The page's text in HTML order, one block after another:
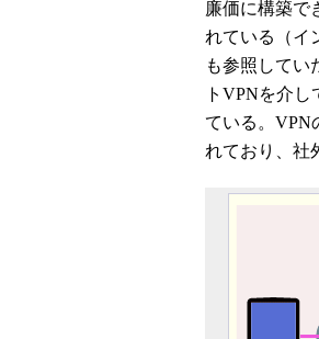
廉価に構築で
れている（イ
も参照してい
トVPNを介
ている。VPN
れており、社